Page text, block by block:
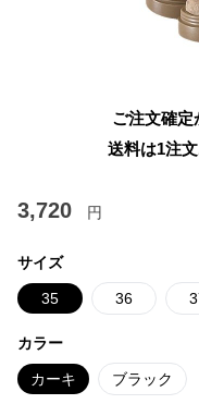
ご注文確定
送料は1注
3,720 円
サイズ
35 36
カラー
カーキ ブラック